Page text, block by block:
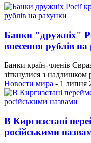
Банки "дружніх"
внесення рублів
Банки країн-членів
зіткнулися з надлишком
Новости мира - 1 липня
В Киргизстані
російськими